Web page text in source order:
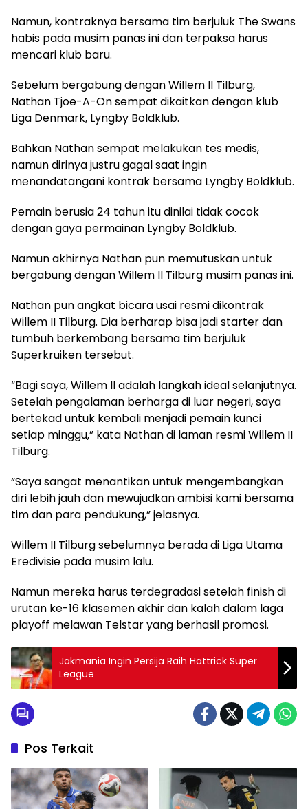
Namun, kontraknya bersama tim berjuluk The Swans
habis pada musim panas ini dan terpaksa harus
mencari klub baru.
Sebelum bergabung dengan Willem II Tilburg,
Nathan Tjoe-A-On sempat dikaitkan dengan klub
Liga Denmark, Lyngby Boldklub.
Bahkan Nathan sempat melakukan tes medis,
namun dirinya justru gagal saat ingin
menandatangani kontrak bersama Lyngby Boldklub.
Pemain berusia 24 tahun itu dinilai tidak cocok
dengan gaya permainan Lyngby Boldklub.
Namun akhirnya Nathan pun memutuskan untuk
bergabung dengan Willem II Tilburg musim panas ini.
Nathan pun angkat bicara usai resmi dikontrak
Willem II Tilburg. Dia berharap bisa jadi starter dan
tumbuh berkembang bersama tim berjuluk
Superkruiken tersebut.
“Bagi saya, Willem II adalah langkah ideal selanjutnya.
Setelah pengalaman berharga di luar negeri, saya
bertekad untuk kembali menjadi pemain kunci
setiap minggu,” kata Nathan di laman resmi Willem II
Tilburg.
“Saya sangat menantikan untuk mengembangkan
diri lebih jauh dan mewujudkan ambisi kami bersama
tim dan para pendukung,” jelasnya.
Willem II Tilburg sebelumnya berada di Liga Utama
Eredivisie pada musim lalu.
Namun mereka harus terdegradasi setelah finish di
urutan ke-16 klasemen akhir dan kalah dalam laga
playoff melawan Telstar yang berhasil promosi.
Jakmania Ingin Persija Raih Hattrick Super
League
Pos Terkait